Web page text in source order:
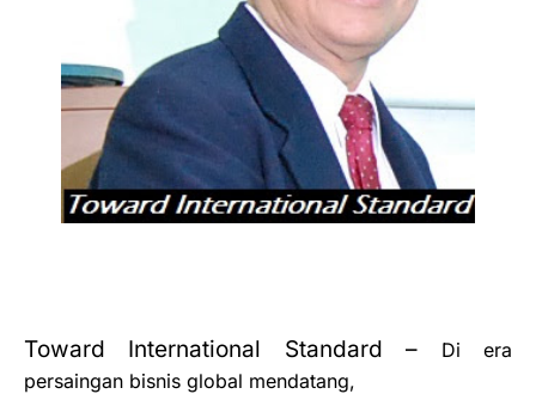
Toward International Standard –
Di era
persaingan bisnis global mendatang,